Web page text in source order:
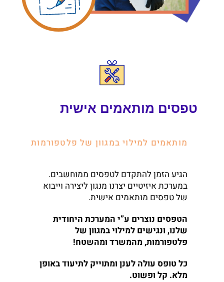
טפסים מותאמים אישית
מותאמים למילוי במגוון של פלטפורמות
הגיע הזמן להתקדם לטפסים ממוחשבים.
במערכת איזיטיים יצרנו מנגון ליצירה וייבוא
של טפסים מותאמים אישית.
הטפסים נוצרים ע”י המערכת היחודית
שלנו, ונגישים למילוי במגוון של
פלטפורמות, מהמשרד ומהשטח!
כל טופס עולה לענן ומתוייק לתיעוד באופן
מלא. קל ופשוט.